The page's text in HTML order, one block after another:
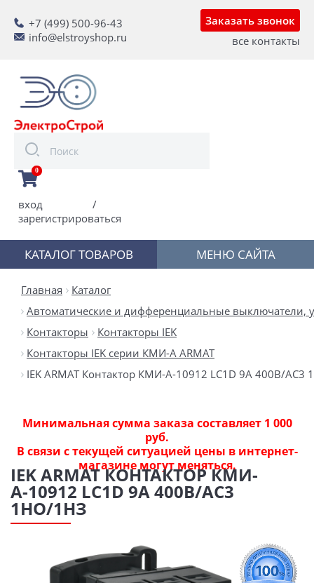
+7 (499) 500-96-43
info@elstroyshop.ru
Заказать звонок
все контакты
0
вход
/
зарегистрироваться
КАТАЛОГ ТОВАРОВ МЕНЮ САЙТА
Главная
Каталог
Автоматические и дифференциальные выключатели,
Контакторы
Контакторы IEK
Контакторы IEK серии КМИ-А ARMAT
IEK ARMAT Контактор КМИ-А-10912 LC1D 9А 400В/
Минимальная сумма заказа составляет 1 000
руб.
В связи с текущей ситуацией цены в интернет-
магазине могут меняться.
IEK ARMAT КОНТАКТОР КМИ-
А-10912 LC1D 9А 400В/АС3
1НО/1НЗ